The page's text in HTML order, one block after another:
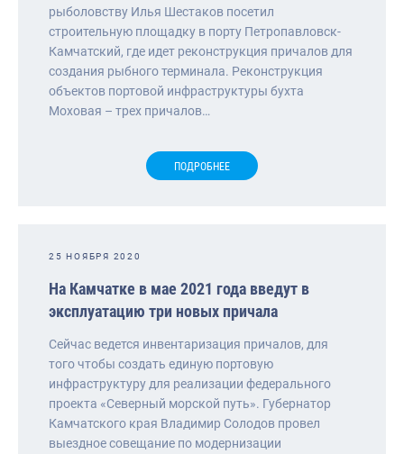
рыболовству Илья Шестаков посетил
строительную площадку в порту Петропавловск-
Камчатский, где идет реконструкция причалов для
создания рыбного терминала. Реконструкция
объектов портовой инфраструктуры бухта
Моховая – трех причалов…
ПОДРОБНЕЕ
25 НОЯБРЯ 2020
На Камчатке в мае 2021 года введут в
эксплуатацию три новых причала
Сейчас ведется инвентаризация причалов, для
того чтобы создать единую портовую
инфраструктуру для реализации федерального
проекта «Северный морской путь». Губернатор
Камчатского края Владимир Солодов провел
выездное совещание по модернизации